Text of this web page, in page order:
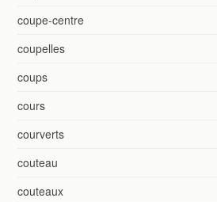
coupe-centre
coupelles
coups
cours
courverts
couteau
couteaux